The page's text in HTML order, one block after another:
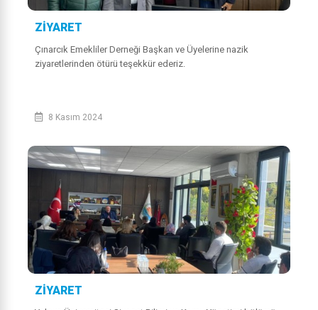
ZİYARET
Çınarcık Emekliler Derneği Başkan ve Üyelerine nazik
ziyaretlerinden ötürü teşekkür ederiz.
8 Kasım 2024
ZİYARET